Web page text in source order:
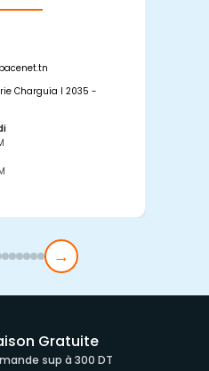
Charguia I 2035 -
→
Gratuite
sup à 300 DT